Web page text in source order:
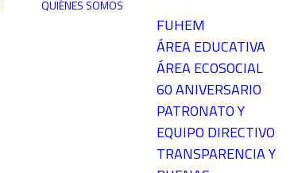
QUIÉNES SOMOS
FUHEM
ÁREA EDUCATIVA
ÁREA ECOSOCIAL
60 ANIVERSARIO
PATRONATO Y
EQUIPO DIRECTIVO
TRANSPARENCIA Y